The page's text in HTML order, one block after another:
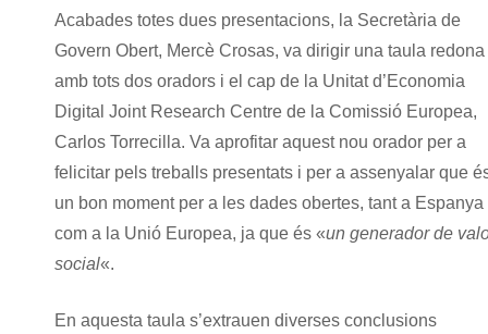
Acabades totes dues presentacions, la Secretària de
Govern Obert, Mercè Crosas, va dirigir una taula redona
amb tots dos oradors i el cap de la Unitat d’Economia
Digital Joint Research Centre de la Comissió Europea,
Carlos Torrecilla. Va aprofitar aquest nou orador per a
felicitar pels treballs presentats i per a assenyalar que
un bon moment per a les dades obertes, tant a Espanya
com a la Unió Europea, ja que és «un generador de
social«.
En aquesta taula s’extrauen diverses conclusions